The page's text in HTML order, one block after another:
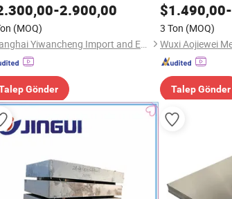
-2.900,00
(MOQ)
Shanghai Yiwancheng Import and Export Co., Ltd.
Gönder
$1.490,00-
3 Ton (MOQ)
Talep Gönder